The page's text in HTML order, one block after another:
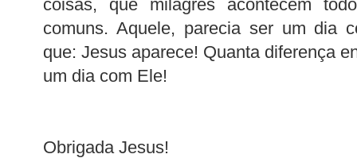
coisas, que milagres acontecem
comuns. Aquele, parecia ser um dia
que: Jesus aparece! Quanta diferença
um dia com Ele!
Obrigada Jesus!